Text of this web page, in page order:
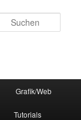
Grafik/Web
Tutorials